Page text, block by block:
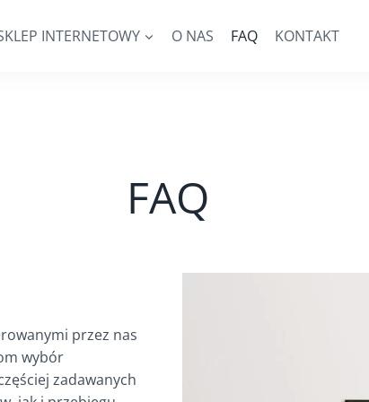
INTERNETOWY O NAS FAQ KONTAKT
FAQ
przez nas
wybór
zadawanych